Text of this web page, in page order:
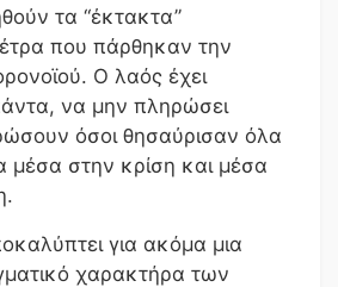
τα “έκτακτα”
που πάρθηκαν την
Ο λαός έχει
να μην πληρώσει
όσοι θησαύρισαν όλα
μέσα στην κρίση και μέσα
για ακόμα μια
χαρακτήρα των